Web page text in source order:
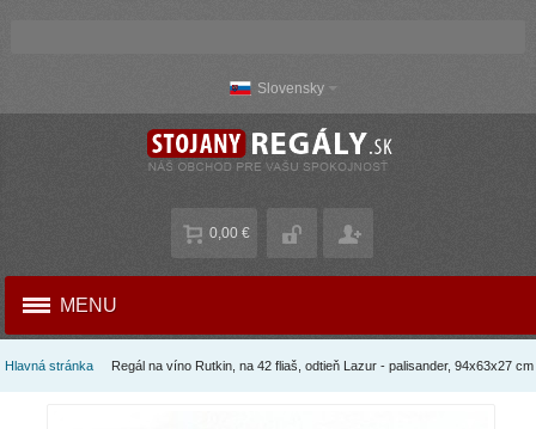
Slovensky
0,00 €
MENU
Hlavná stránka Regál na víno ​​Rutkin, na 42 fliaš, odtieň Lazur - palisander, 94x63x27 cm